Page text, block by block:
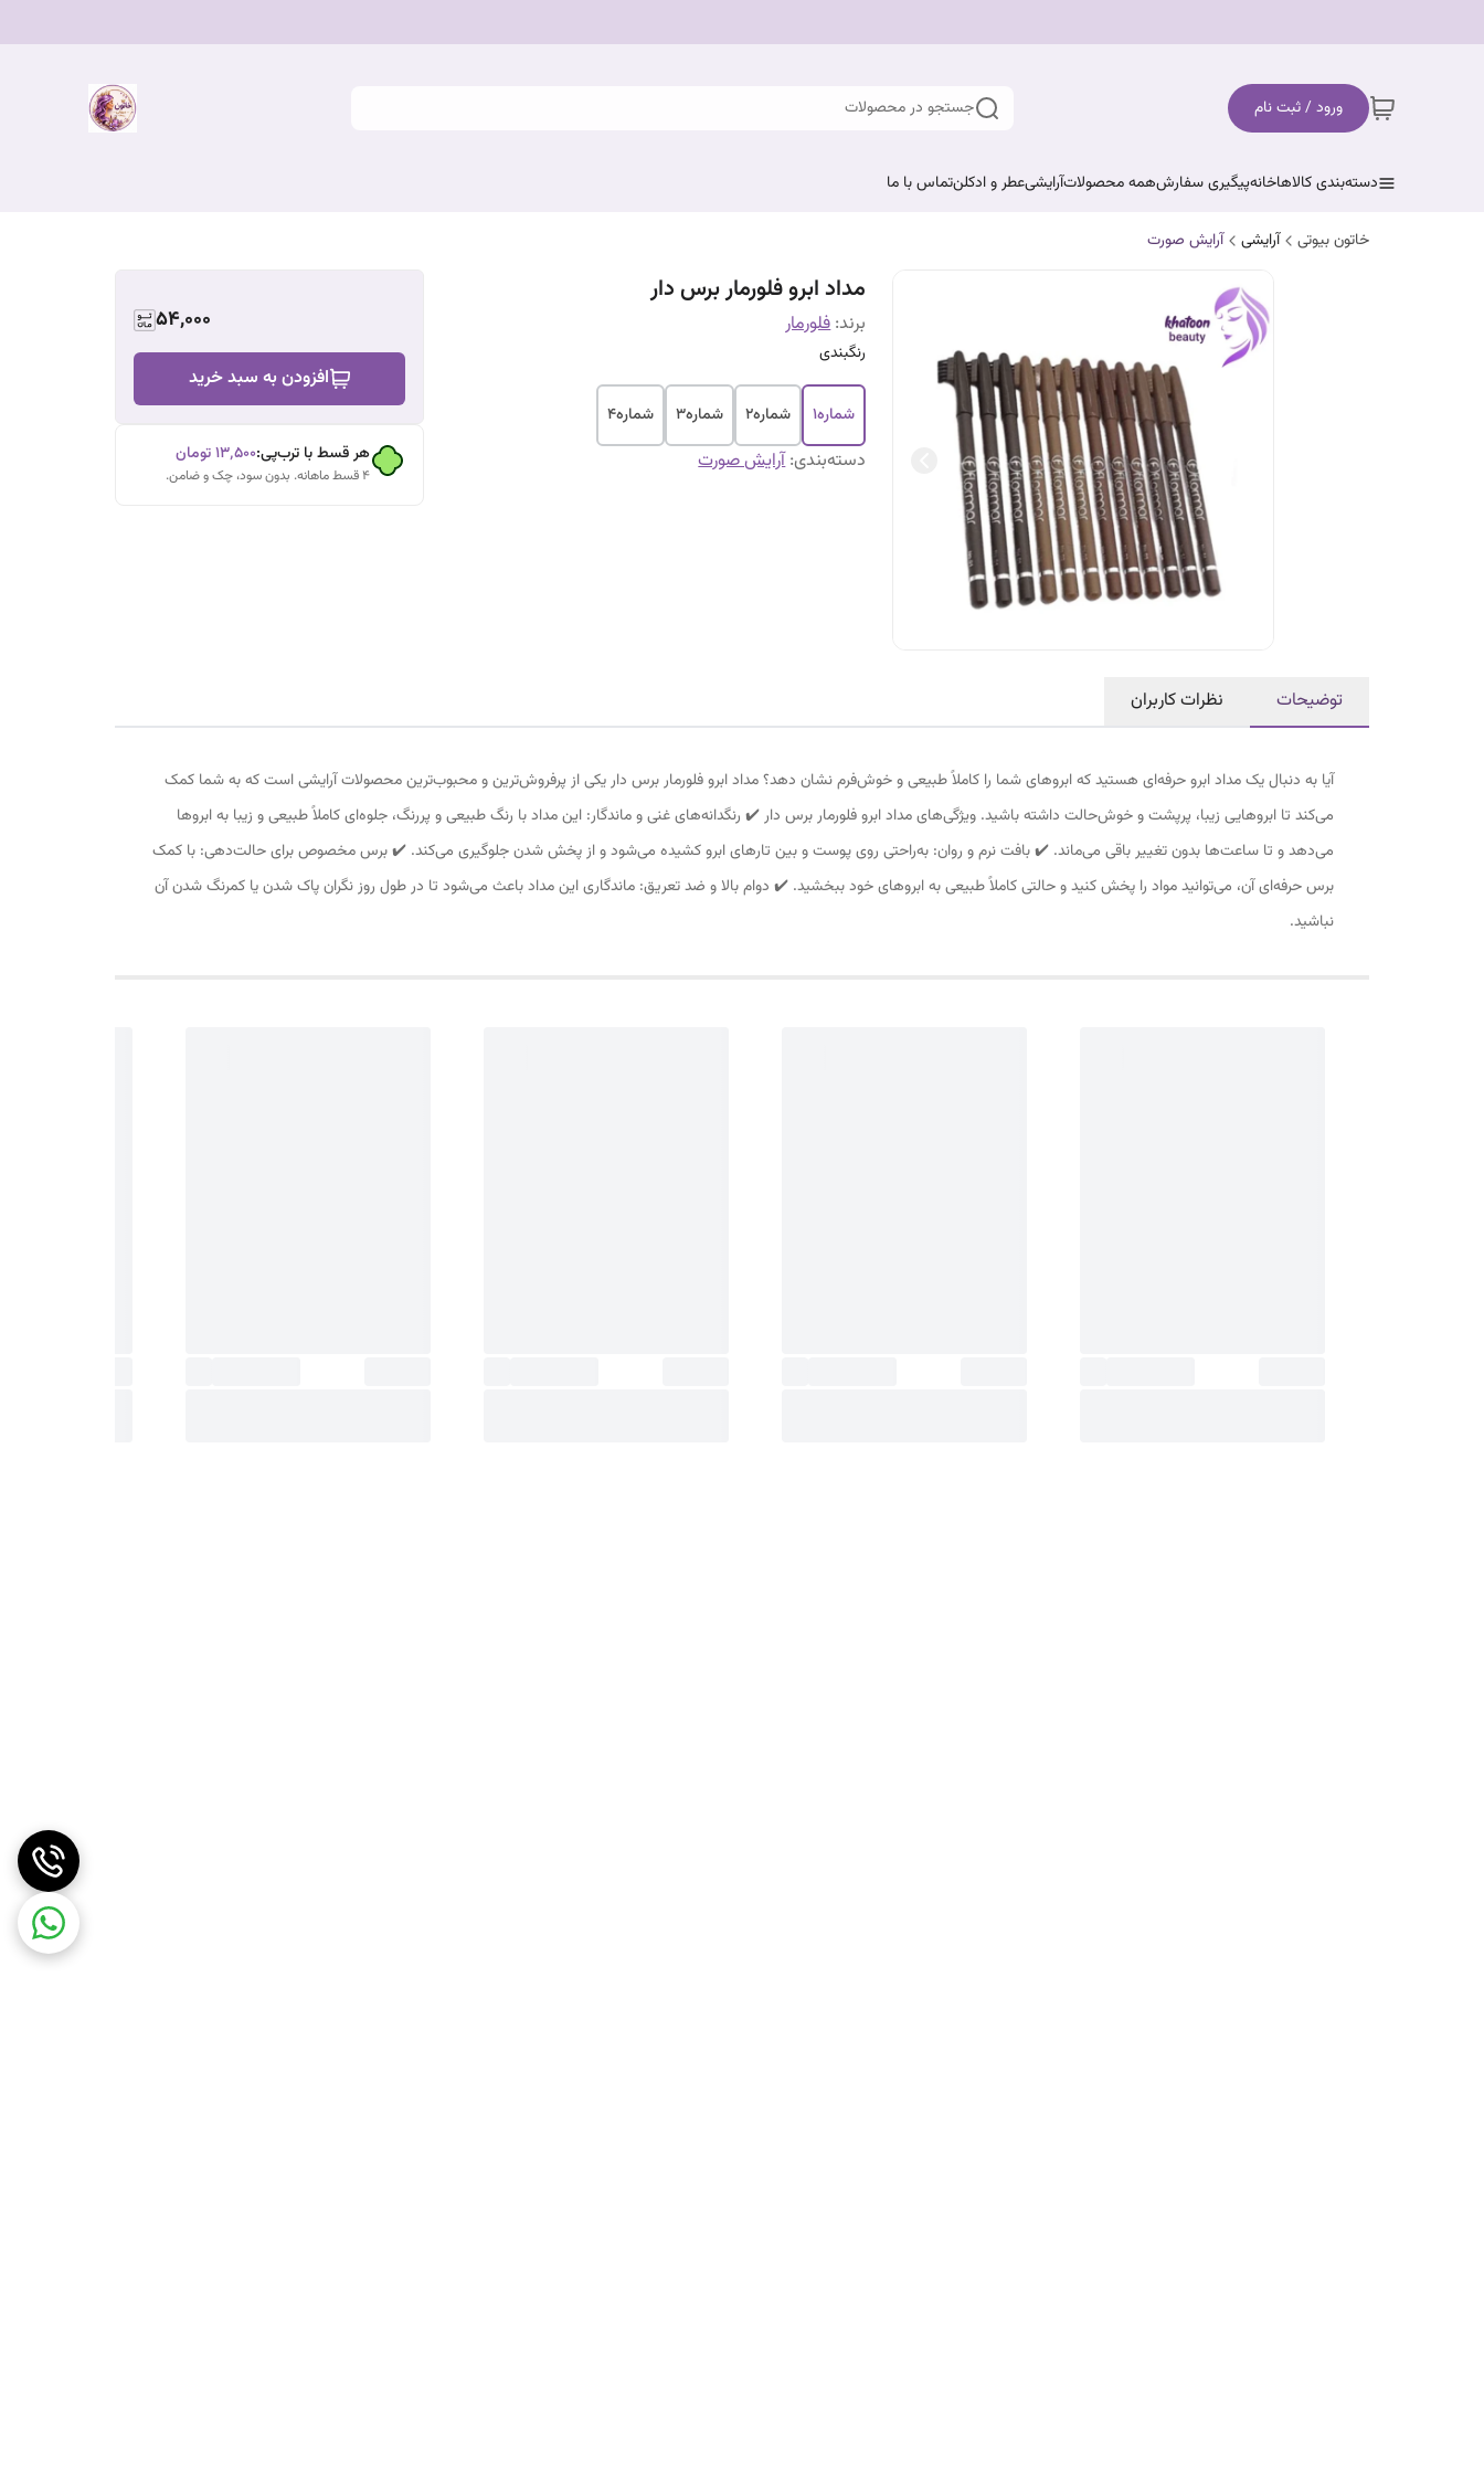
ورود / ثبت نام جستجو در محصولات
دسته‌بندی کالاهاخانهپیگیری سفارشهمه محصولاتآرایشیعطر و ادکلنتماس با ما
خاتون بیوتی آرایشی آرایش صورت
مداد ابرو فلورمار برس دار
برند:فلورمار
رنگبندی
شماره1 شماره2 شماره3 شماره4
دسته‌بندی:آرایش صورت
54,000
افزودن به سبد خرید
هر قسط با ترب‌پی:۱۳٬۵۰۰تومان
۴ قسط ماهانه. بدون سود، چک و ضامن.
توضیحات نظرات کاربران
آیا به دنبال یک مداد ابرو حرفه‌ای هستید که ابروهای شما را کاملاً طبیعی و خوش‌فرم نشان دهد؟ مداد ابرو فلورمار برس دار یکی از پرفروش‌ترین و محبوب‌ترین محصولات آرایشی است که به شما کمک
می‌کند تا ابروهایی زیبا، پرپشت و خوش‌حالت داشته باشید. ویژگی‌های مداد ابرو فلورمار برس دار ✔️ رنگدانه‌های غنی و ماندگار: این مداد با رنگ طبیعی و پررنگ، جلوه‌ای کاملاً طبیعی و زیبا به ابروها
می‌دهد و تا ساعت‌ها بدون تغییر باقی می‌ماند. ✔️ بافت نرم و روان: به‌راحتی روی پوست و بین تارهای ابرو کشیده می‌شود و از پخش شدن جلوگیری می‌کند. ✔️ برس مخصوص برای حالت‌دهی: با کمک
برس حرفه‌ای آن، می‌توانید مواد را پخش کنید و حالتی کاملاً طبیعی به ابروهای خود ببخشید. ✔️ دوام بالا و ضد تعریق: ماندگاری این مداد باعث می‌شود تا در طول روز نگران پاک شدن یا کمرنگ شدن آن
نباشید.